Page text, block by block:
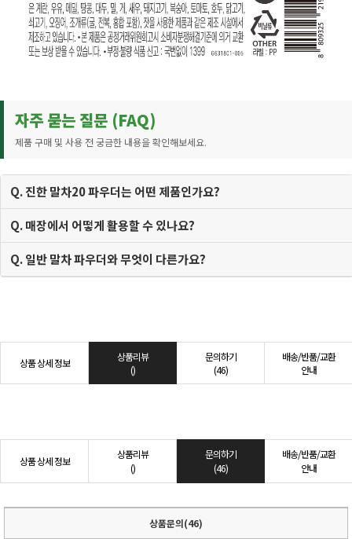
자주 묻는 질문 (FAQ)
제품 구매 및 사용 전 궁금한 내용을 확인해보세요.
Q. 진한 말차20 파우더는 어떤 제품인가요?
Q. 매장에서 어떻게 활용할 수 있나요?
Q. 일반 말차 파우더와 무엇이 다른가요?
상품 상세 정보
상품리뷰
()
문의하기
(46)
배송/반품/교환
안내
상품 상세 정보
상품리뷰
()
문의하기
(46)
배송/반품/교환
안내
상품문의(46)